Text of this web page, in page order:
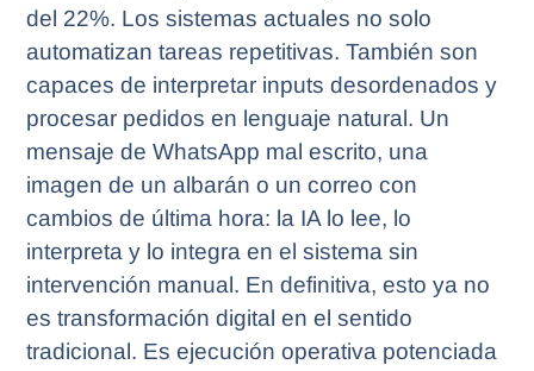
del 22%. Los sistemas actuales no solo
automatizan tareas repetitivas. También son
capaces de interpretar inputs desordenados y
procesar pedidos en lenguaje natural. Un
mensaje de WhatsApp mal escrito, una
imagen de un albarán o un correo con
cambios de última hora: la IA lo lee, lo
interpreta y lo integra en el sistema sin
intervención manual. En definitiva, esto ya no
es transformación digital en el sentido
tradicional. Es ejecución operativa potenciada